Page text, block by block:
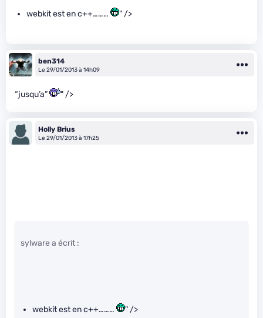
webkit est en c++……… " />
ben314
Le 29/01/2013 à 14h09
“jusqu’a” " />
Holly Brius
Le 29/01/2013 à 17h25
sylware a écrit :
webkit est en c++……… " />